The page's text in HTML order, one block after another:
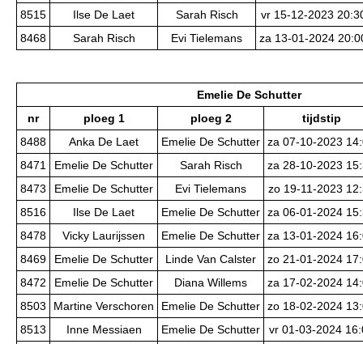
8515
Ilse De Laet Sarah Risch
vr 15-12-2023
8468
Sarah Risch Evi Tielemans za 13-01-2024
Emelie De Schutter
nr
ploeg 1 ploeg 2
tijdstip
8488
Anka De Laet Emelie De Schutter za 07-10-2023
8471
Emelie De Schutter Sarah Risch
za 28-10-2023
8473
Emelie De Schutter Evi Tielemans
zo 19-11-2023
8516
Ilse De Laet Emelie De Schutter za 06-01-2024
8478
Vicky Laurijssen Emelie De Schutter za 13-01-2024
8469
Emelie De Schutter Linde Van Calster
zo 21-01-2024
8472
Emelie De Schutter Diana Willems
za 17-02-2024
8503
Martine Verschoren Emelie De Schutter zo 18-02-2024
8513
Inne Messiaen Emelie De Schutter vr 01-03-2024